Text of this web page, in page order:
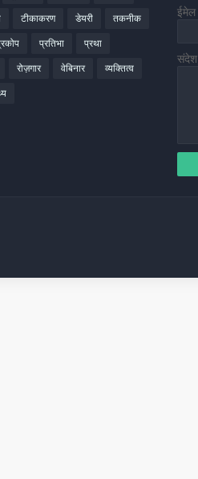
टीकाकरण डेयरी तकनीक
प्रतिभा प्रथा
रोज़गार वेबिनार व्यक्तित्व
ईमेल
संदेश